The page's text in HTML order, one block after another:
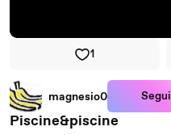
1
magnesio0 Segui
Piscine&piscine